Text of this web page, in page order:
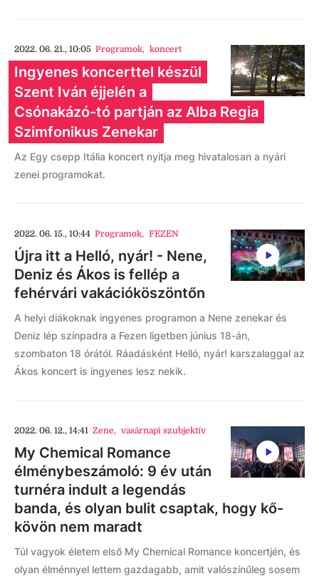
2022. 06. 21., 10:05 Programok, koncert
Ingyenes koncerttel készül
Szent Iván éjjelén a
Csónakázó-tó partján az Alba Regia
Szimfonikus Zenekar
Az Egy csepp Itália koncert nyitja meg hivatalosan a nyári
zenei programokat.
2022. 06. 15., 10:44 Programok, FEZEN
Újra itt a Helló, nyár! - Nene,
Deniz és Ákos is fellép a
fehérvári vakációköszöntőn
A helyi diákoknak ingyenes programon a Nene zenekar és
Deniz lép színpadra a Fezen ligetben június 18-án,
szombaton 18 órától. Ráadásként Helló, nyár! karszalaggal az
Ákos koncert is ingyenes lesz nekik.
2022. 06. 12., 14:41 Zene, vasárnapi szubjektív
My Chemical Romance
élménybeszámoló: 9 év után
turnéra indult a legendás
banda, és olyan bulit csaptak, hogy kő-
kövön nem maradt
Túl vagyok életem első My Chemical Romance koncertjén, és
olyan élménnyel lettem gazdagabb, amit valószínűleg sosem